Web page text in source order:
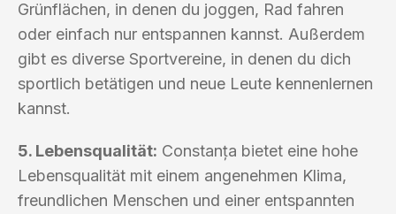
Grünflächen, in denen du joggen, Rad fahren
oder einfach nur entspannen kannst. Außerdem
gibt es diverse Sportvereine, in denen du dich
sportlich betätigen und neue Leute kennenlernen
kannst.
5. Lebensqualität: Constanța bietet eine hohe
Lebensqualität mit einem angenehmen Klima,
freundlichen Menschen und einer entspannten